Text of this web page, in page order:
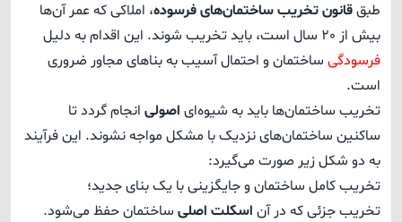
طبققانون تخریب ساختمان‌های فرسوده، املاکی که عمر آن‌ها
بیش از 20 سال است، باید تخریب شوند. این اقدام به دلیل
فرسودگی ساختمان و احتمال آسیب به بناهای مجاور ضروری
است.
تخریب ساختمان‌ها باید به شیوه‌ای اصولی انجام گردد تا
ساکنین ساختمان‌های نزدیک با مشکل مواجه نشوند. این فرآیند
به دو شکل زیر صورت می‌گیرد:
تخریب کامل ساختمان و جایگزینی با یک بنای جدید؛
تخریب جزئی که در آن اسکلت اصلی ساختمان حفظ می‌شود.